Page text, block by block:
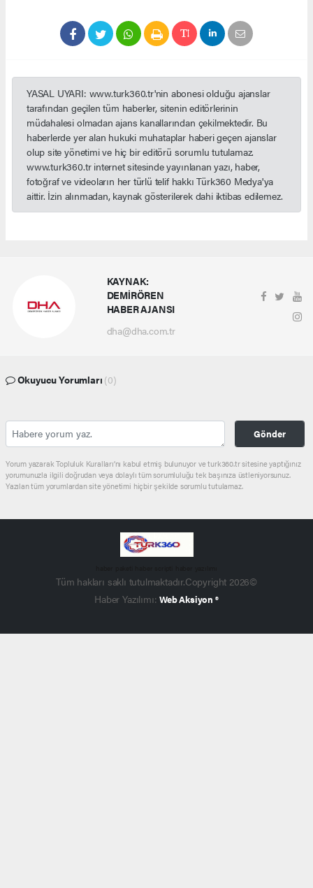
YASAL UYARI: www.turk360.tr'nin abonesi olduğu ajanslar
tarafından geçilen tüm haberler, sitenin editörlerinin
müdahalesi olmadan ajans kanallarından çekilmektedir. Bu
haberlerde yer alan hukuki muhataplar haberi geçen ajanslar
olup site yönetimi ve hiç bir editörü sorumlu tutulamaz.
www.turk360.tr internet sitesinde yayınlanan yazı, haber,
fotoğraf ve videoların her türlü telif hakkı Türk360 Medya'ya
aittir. İzin alınmadan, kaynak gösterilerek dahi iktibas edilemez.
KAYNAK:
DEMİRÖREN
HABER AJANSI
dha@dha.com.tr
Okuyucu Yorumları (0)
Gönder
Yorum yazarak Topluluk Kuralları’nı kabul etmiş bulunuyor ve turk360.tr sitesine yaptığınız
yorumunuzla ilgili doğrudan veya dolaylı tüm sorumluluğu tek başınıza üstleniyorsunuz.
Yazılan tüm yorumlardan site yönetimi hiçbir şekilde sorumlu tutulamaz.
Tüm hakları saklı tutulmaktadır.Copyright 2026©
Haber Yazılımı:Web Aksiyon ®